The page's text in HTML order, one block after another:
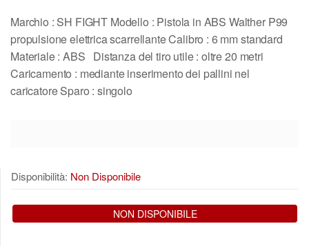
Marchio : SH FIGHT Modello : Pistola in ABS Walther P99
propulsione elettrica scarrellante Calibro : 6 mm standard
Materiale : ABS Distanza del tiro utile : oltre 20 metri
Caricamento : mediante inserimento dei pallini nel
caricatore Sparo : singolo
Disponibilità: Non Disponibile
NON DISPONIBILE